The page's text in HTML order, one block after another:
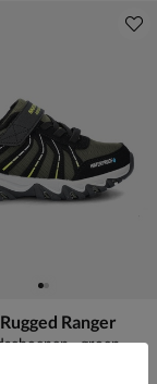
Ranger
- groen